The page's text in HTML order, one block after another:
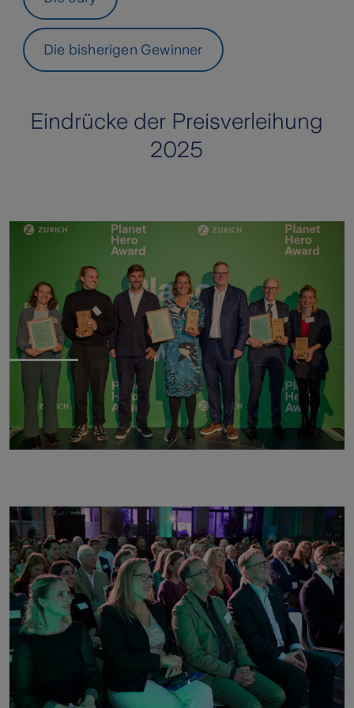
Die bisherigen Gewinner
Eindrücke der Preisverleihung
2025